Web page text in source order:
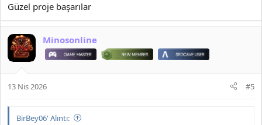
Güzel proje başarılar
Minosonline
13 Nis 2026 #5
BirBey06' Alıntı: